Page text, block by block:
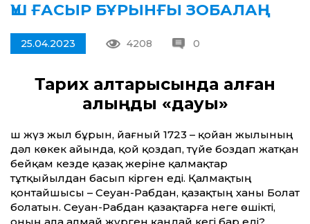
ҮШ ҒАСЫР БҰРЫНҒЫ ЗОБАЛАҢ
25.04.2023 4208 0
Тарих қалтарысында қалған
қалыңдық «дауы»
Үш жүз жыл бұрын, йағный 1723 – қойан жылының
дәл көкек айында, қой қоздап, түйе боздап жатқан
бейқам кезде қазақ жеріне қалмақтар
тұтқыйылдан басып кірген еді. Қалмақтың
қонтайшысы – Сеуан-Рабдан, қазақтың ханы Болат
болатын. Сеуан-Рабдан қазақтарға неге өшікті,